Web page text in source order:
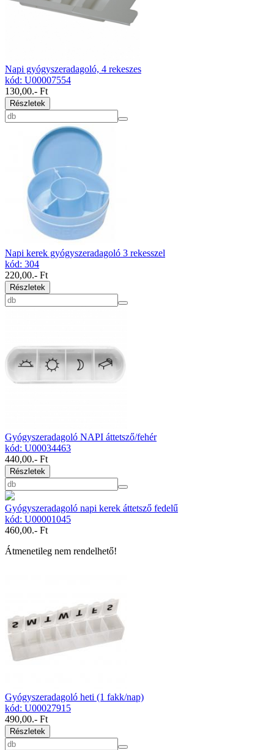
Napi gyógyszeradagoló, 4 rekeszes
kód: U00007554
130,00.- Ft
Részletek
Napi kerek gyógyszeradagoló 3 rekesszel
kód: 304
220,00.- Ft
Részletek
Gyógyszeradagoló NAPI áttetsző/fehér
kód: U00034463
440,00.- Ft
Részletek
Gyógyszeradagoló napi kerek áttetsző fedelű
kód: U00001045
460,00.- Ft
Átmenetileg nem rendelhető!
Gyógyszeradagoló heti (1 fakk/nap)
kód: U00027915
490,00.- Ft
Részletek